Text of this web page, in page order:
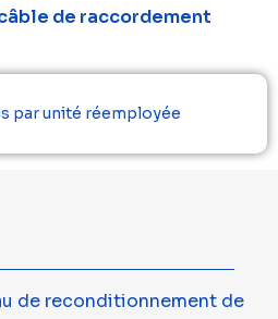
de raccordement
par unité réemployée
de reconditionnement de